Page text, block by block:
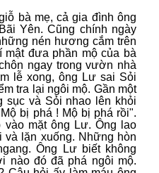
bà mẹ, cả gia đình ông
Yên. Cũng chính ngày
nén hương cắm trên
mật đưa phần mộ của bà
ngay trong vườn nhà
lễ xong, ông Lư sai Sỏi
tra lại ngôi mộ. Gần một
sục và Sỏi nhao lên khỏi
bị phá ! Mộ bị phá rồi".
vào mặt ông Lư. Ông lao
và lặn xuống. Những hòn
Ông Lư biết không
nào đó đã phá ngôi mộ.